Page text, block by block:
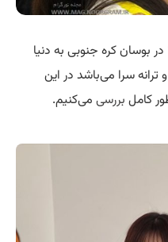
جونگ اون جی 27 مرداد سال 1372 در بوسان کره جنوبی به دنیا
ترانه سرا می‌باشد در این
کامل بررسی می‌کنیم.